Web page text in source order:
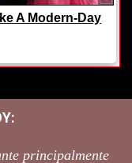
principalmente